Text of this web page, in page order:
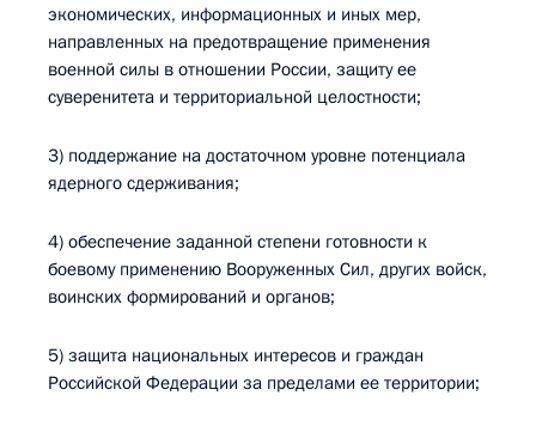
экономических, информационных и иных мер,
направленных на предотвращение применения
военной силы в отношении России, защиту ее
суверенитета и территориальной целостности;
3) поддержание на достаточном уровне потенциала
ядерного сдерживания;
4) обеспечение заданной степени готовности к
боевому применению Вооруженных Сил, других войск,
воинских формирований и органов;
5) защита национальных интересов и граждан
Российской Федерации за пределами ее территории;